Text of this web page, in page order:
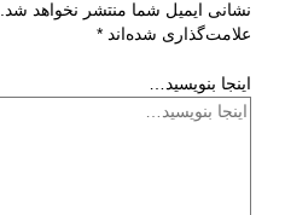
نشانی ایمیل شما منتشر نخواهد شد.
علامت‌گذاری شده‌اند *
اینجا بنویسید…